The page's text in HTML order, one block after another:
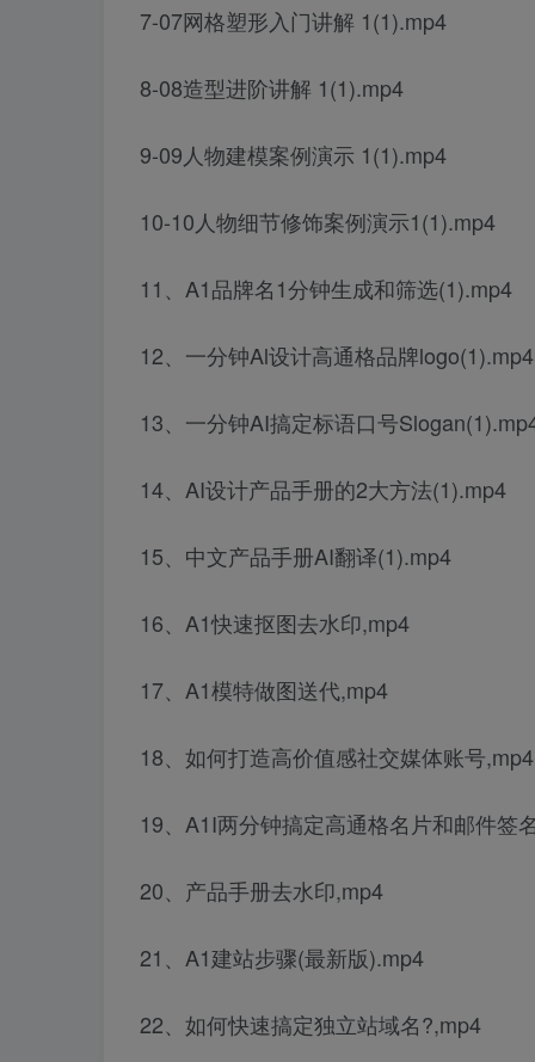
7-07网格塑形入门讲解 1(1).mp4
8-08造型进阶讲解 1(1).mp4
9-09人物建模案例演示 1(1).mp4
10-10人物细节修饰案例演示1(1).mp4
11、A1品牌名1分钟生成和筛选(1).mp4
12、一分钟Al设计高通格品牌logo(1).mp4
13、一分钟AI搞定标语口号
14、AI设计产品手册的2大方法(1).mp4
15、中文产品手册AI翻译(1).mp4
16、A1快速抠图去水印,mp4
17、A1模特做图送代,mp4
18、如何打造高价值感社交媒体账号,mp4
19、A1I两分钟搞定高通格名片和邮件签
20、产品手册去水印,mp4
21、A1建站步骤(最新版).mp4
22、如何快速搞定独立站域名?,mp4